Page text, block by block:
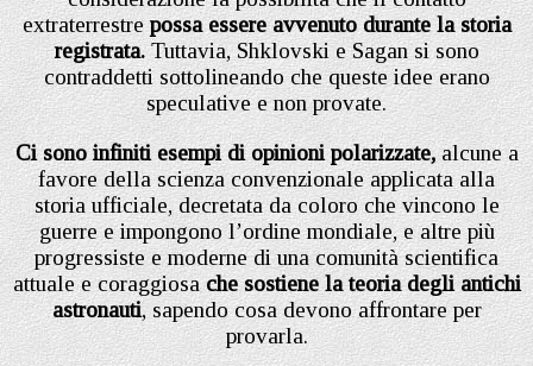
extraterrestrepossa essere avvenuto durante la storia
registrata.Tuttavia, Shklovski e Sagan si sono
contraddetti sottolineando che queste idee erano
speculative e non provate.
Ci sono infiniti esempi di opinioni polarizzate,alcune a
favore della scienza convenzionale applicata alla
storia ufficiale, decretata da coloro che vincono le
guerre e impongono l’ordine mondiale, e altre più
progressiste e moderne di una comunità scientifica
attuale e coraggiosache sostiene la teoria degli antichi
astronauti, sapendo cosa devono affrontare per
provarla.